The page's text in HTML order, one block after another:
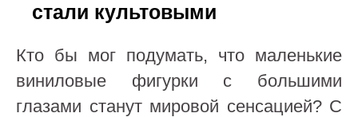
стали культовыми
Кто бы мог подумать, что маленькие
виниловые фигурки с большими
глазами станут мировой сенсацией? С